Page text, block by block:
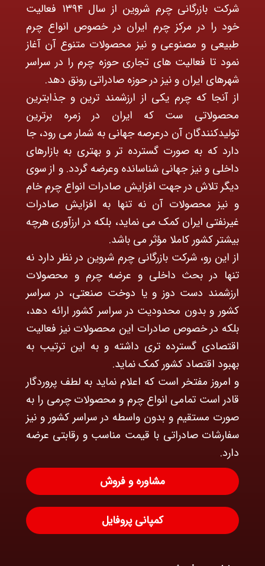
شرکت بازرگانی چرم شروین از سال ۱۳۹۴ فعالیت
خود را در مرکز چرم ایران در خصوص انواع چرم
طبیعی و مصنوعی و نیز محصولات متنوع آن آغاز
نمود تا فعالیت های تجاری حوزه چرم را در سراسر
شهرهای ایران و نیز در حوزه صادراتی رونق دهد.
از آنجا که چرم یکی از ارزشمند ترین و جذابترین
محصولاتی ست که ایران در زمره برترین
تولیدکنندگان آن درعرصه جهانی به شمار می رود، جا
دارد که به صورت گسترده تر و بهتری به بازارهای
داخلی و نیز جهانی شناسانده وعرضه گردد. و از سوی
دیگر تلاش در جهت افزایش صادرات انواع چرم خام
و نیز محصولات آن نه تنها به افزایش صادرات
غیرنفتی ایران کمک می نماید، بلکه در ارزآوری هرچه
بیشتر کشور کاملا مؤثر می باشد.
از این رو، شرکت بازرگانی چرم شروین در نظر دارد نه
تنها در بحث داخلی و عرضه چرم و محصولات
ارزشمند دست دوز و یا دوخت صنعتی، در سراسر
کشور و بدون محدودیت در سراسر کشور ارائه دهد،
بلکه در خصوص صادرات این محصولات نیز فعالیت
اقتصادی گسترده تری داشته و به این ترتیب به
بهبود اقتصاد کشور کمک نماید.
و امروز مفتخر است که اعلام نماید به لطف پروردگار
قادر است تمامی انواع چرم و محصولات چرمی را به
صورت مستقیم و بدون واسطه در سراسر کشور و نیز
سفارشات صادراتی با قیمت مناسب و رقابتی عرضه
دارد.
مشاوره و فروش
کمپانی پروفایل